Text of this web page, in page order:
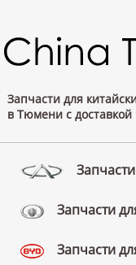
Запчасти для
в Тюмени с доставкой
Запчасти
Запчасти